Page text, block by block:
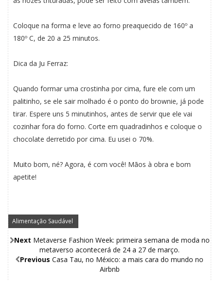
Alimentação Saudável
Coloque na forma e leve ao forno preaquecido de 160º a
180º C, de 20 a 25 minutos.
Dica da Ju Ferraz:
Quando formar uma crostinha por cima, fure ele com um
palitinho, se ele sair molhado é o ponto do brownie, já pode
tirar. Espere uns 5 minutinhos, antes de servir que ele vai
cozinhar fora do forno. Corte em quadradinhos e coloque o
chocolate derretido por cima. Eu usei o 70%.
Muito bom, né? Agora, é com você! Mãos à obra e bom
apetite!
Next Metaverse Fashion Week: primeira semana de moda no
metaverso acontecerá de 24 a 27 de março.
Previous Casa Tau, no México: a mais cara do mundo no
Airbnb